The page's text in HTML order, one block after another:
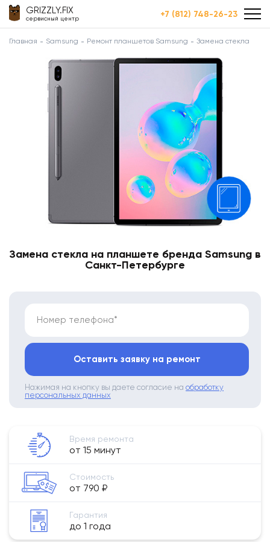
GRIZZLY.FIX
сервисный центр +7 (812) 748-26-23
Главная Samsung Ремонт планшетов Samsung Замена стекла
Замена стекла на планшете бренда Samsung в
Санкт-Петербурге
Номер телефона*
Оставить заявку на ремонт
Нажимая на кнопку вы даете согласие на обработку
персональных данных
Время ремонта
от 15 минут
Стоимость
от 790 ₽
Гарантия
до 1 года